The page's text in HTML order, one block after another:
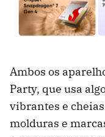
Ambos os
Party, que usa
vibrantes e
molduras e